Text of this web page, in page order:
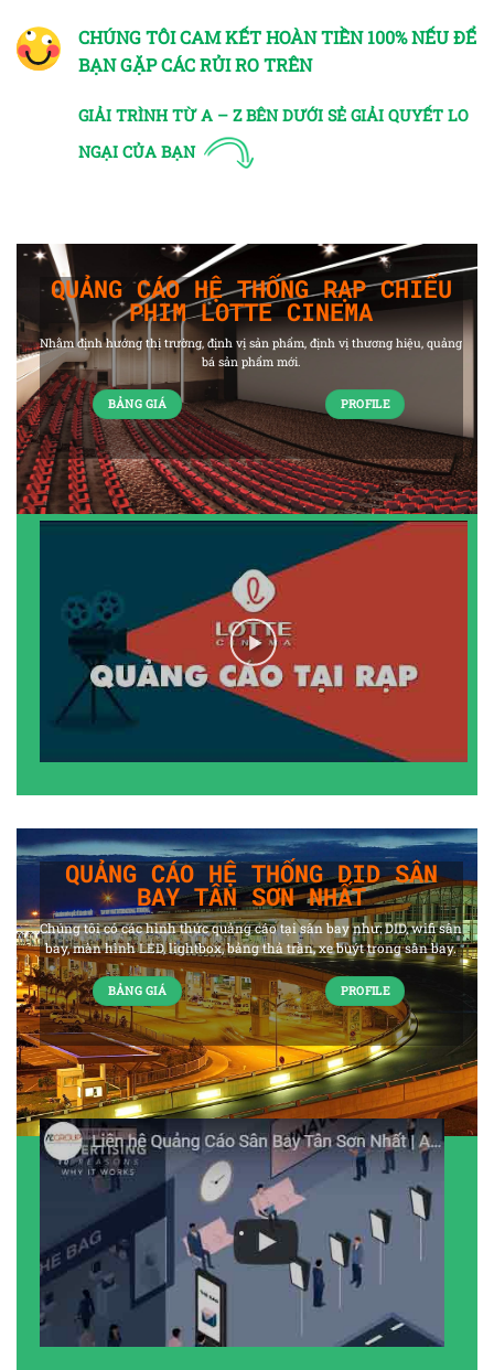
CHÚNG TÔI CAM KẾT HOÀN TIỀN 100% NẾU ĐỂ
BẠN GẶP CÁC RỦI RO TRÊN
GIẢI TRÌNH TỪ A – Z BÊN DƯỚI SẺ GIẢI QUYẾT LO
NGẠI CỦA BẠN
QUẢNG CÁO HỆ THỐNG RẠP CHIẾU
PHIM LOTTE CINEMA
Nhằm định hướng thị trường, định vị sản phẩm, định vị thương hiệu, quảng
bá sản phẩm mới.
BẢNG GIÁ PROFILE
QUẢNG CÁO HỆ THỐNG DID SÂN
BAY TÂN SƠN NHẤT
Chúng tôi có các hình thức quảng cáo tại sân bay như: DID, wifi sân
bay, màn hình LED, lightbox, bảng thả trần, xe buýt trong sân bay.
BẢNG GIÁ PROFILE